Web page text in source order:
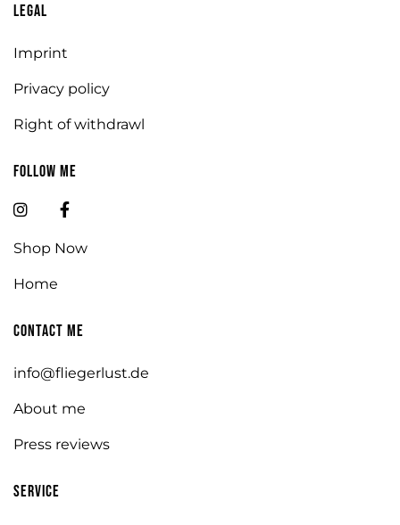
Legal
Imprint
Privacy policy
Right of withdrawl
Follow me
Shop Now
Home
Contact me
info@fliegerlust.de
About me
Press reviews
Service